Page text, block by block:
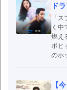
ド
「
く中
燃え
ボヒ
のホ
【